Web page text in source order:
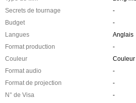
Secrets de tournage
-
Budget
-
Langues
Anglais
Format production
-
Couleur
Couleur
Format audio
-
Format de projection
-
N° de Visa
-